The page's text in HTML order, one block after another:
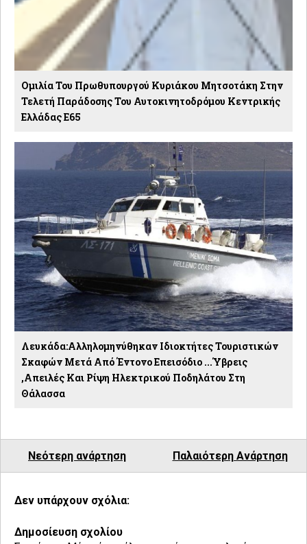
Ομιλία Του Πρωθυπουργού Κυριάκου Μητσοτάκη Στην
Τελετή Παράδοσης Του Αυτοκινητοδρόμου Κεντρικής
Ελλάδας Ε65
Λευκάδα:Αλληλομηνύθηκαν Ιδιοκτήτες Τουριστικών
Σκαφών Μετά Από Έντονο Επεισόδιο ...Ύβρεις
,απειλές Και Ρίψη Ηλεκτρικού Ποδηλάτου Στη
Θάλασσα
Νεότερη ανάρτηση Παλαιότερη Ανάρτηση
Δεν υπάρχουν σχόλια:
Δημοσίευση σχολίου